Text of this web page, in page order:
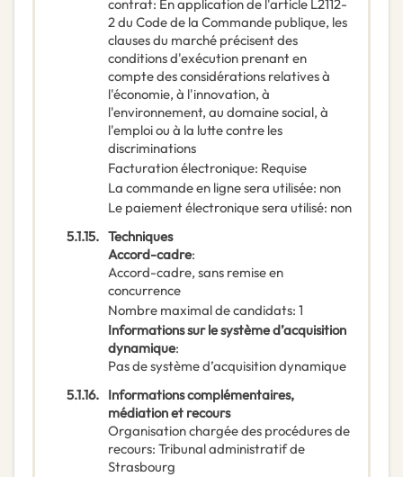
contrat: En application de l'article L2112-
2 du Code de la Commande publique, les
clauses du marché précisent des
conditions d'exécution prenant en
compte des considérations relatives à
l'économie, à l'innovation, à
l'environnement, au domaine social, à
l'emploi ou à la lutte contre les
discriminations
Facturation électronique: Requise
La commande en ligne sera utilisée: non
Le paiement électronique sera utilisé: non
5.1.15. Techniques
Accord-cadre:
Accord-cadre, sans remise en
concurrence
Nombre maximal de candidats: 1
Informations sur le système d’acquisition
dynamique:
Pas de système d’acquisition dynamique
5.1.16. Informations complémentaires,
médiation et recours
Organisation chargée des procédures de
recours: Tribunal administratif de
Strasbourg